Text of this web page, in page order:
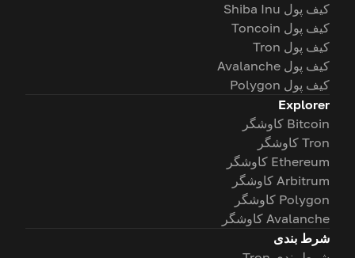
کیف پول Shiba Inu
کیف پول Toncoin
کیف پول Tron
کیف پول Avalanche
کیف پول Polygon
Explorer
Bitcoin کاوشگر
Tron کاوشگر
Ethereum کاوشگر
Arbitrum کاوشگر
Polygon کاوشگر
Avalanche کاوشگر
شرط بندی